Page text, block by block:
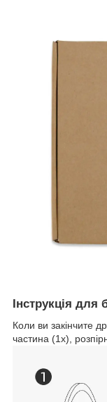
Інструкція
Коли ви закінчите
частина (1х),